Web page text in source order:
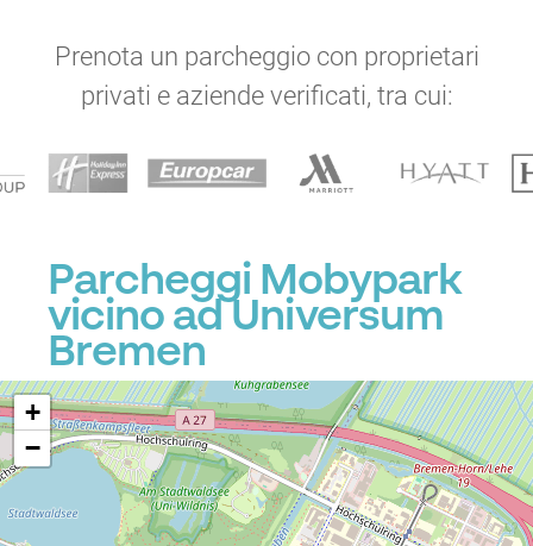
Prenota un parcheggio con proprietari
privati e aziende verificati, tra cui:
Parcheggi Mobypark
vicino ad Universum
Bremen
+
−